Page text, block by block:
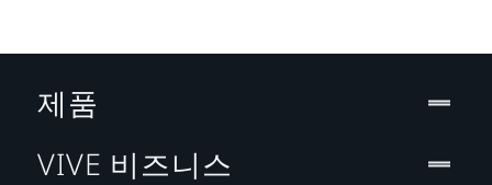
제품
VIVE 비즈니스